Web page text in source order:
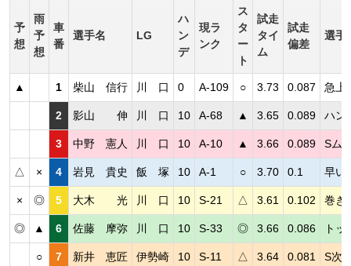
予
想
雨
予
想
車
番
選手名 LG
ハ
ン
デ
現ラ
ンク
ス
タ
ー
ト
試走
タイ
ム
試走
偏差
選手
▲ 1 柴山 信行 川 口 0 A-109 ○ 3.73 0.087 急上
2 影山 伸 川 口 10 A-68 ▲ 3.65 0.089 ハン
3 中野 憲人 川 口 10 A-10 ▲ 3.66 0.089 Sム
△ × 4 岩見 貴史 飯 塚 10 A-1 ○ 3.70 0.1 早い
× ◎ 5 大木 光 川 口 10 S-21 △ 3.61 0.102 巻き
◎ ▲ 6 佐藤 摩弥 川 口 10 S-33 ◎ 3.66 0.086 ト
○ 7 新井 恵匠 伊勢崎 10 S-11 △ 3.64 0.081 S次